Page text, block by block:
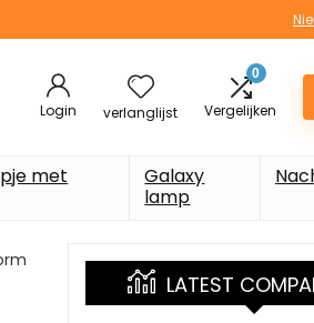
Login verlanglijst
0
Vergelijken
met
Galaxy
lamp
LATEST